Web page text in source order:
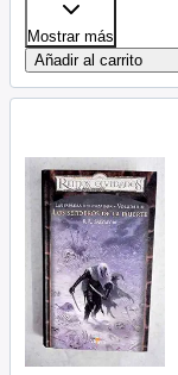
Mostrar más
Añadir al carrito